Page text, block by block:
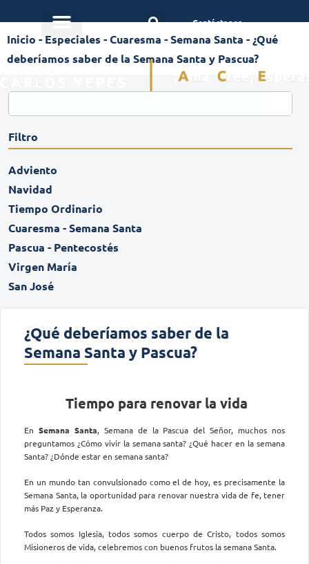
Contáctanos
Inicio - Especiales -Cuaresma - Semana Santa - ¿Qué
deberíamos saber de la Semana Santa y Pascua?
Filtro
Adviento
Navidad
Tiempo Ordinario
Cuaresma - Semana Santa
Pascua - Pentecostés
Virgen María
San José
¿Qué deberíamos saber de la
Semana Santa y Pascua?
Tiempo para renovar la vida
En Semana Santa, Semana de la Pascua del Señor, muchos nos
preguntamos ¿Cómo vivir la semana santa? ¿Qué hacer en la semana
Santa? ¿Dónde estar en semana santa?
En un mundo tan convulsionado como el de hoy, es precisamente la
Semana Santa, la oportunidad para renovar nuestra vida de fe, tener
más Paz y Esperanza.
Todos somos Iglesia, todos somos cuerpo de Cristo, todos somos
Misioneros de vida, celebremos con buenos frutos la semana Santa.